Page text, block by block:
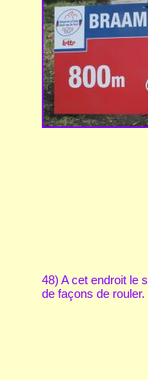
48) A cet endroit le
de façons de rouler.